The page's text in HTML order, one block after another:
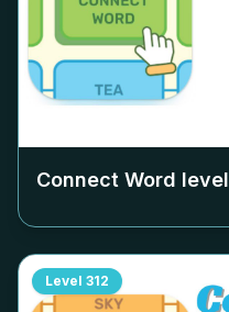
Connect Word level
Level 312